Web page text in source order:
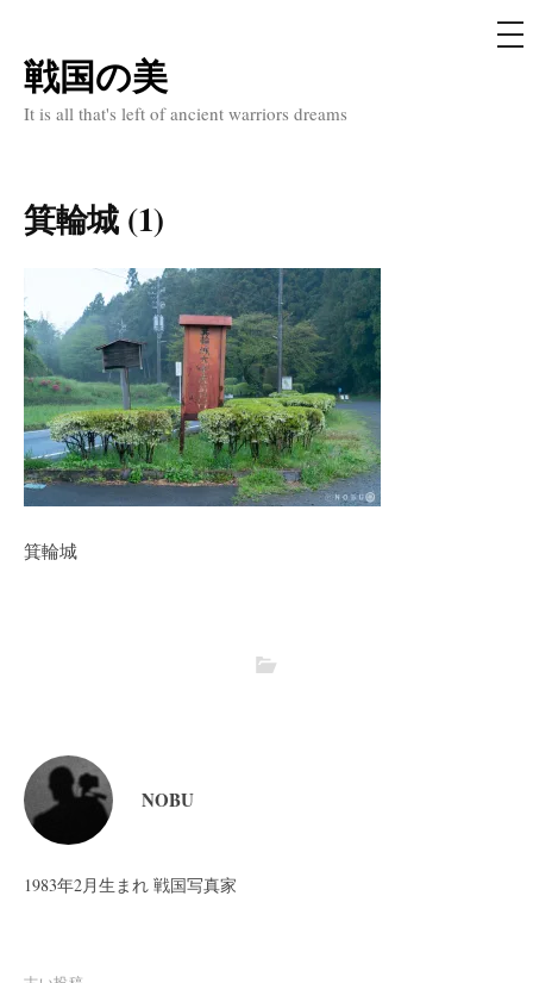
コ
ン
ツ
へ
キ
ッ
プ
戦国の美
It is all that's left of ancient warriors dreams
メ
ニ
箕輪城 (1)
箕輪城
NOBU
1983年2月生まれ 戦国写真家